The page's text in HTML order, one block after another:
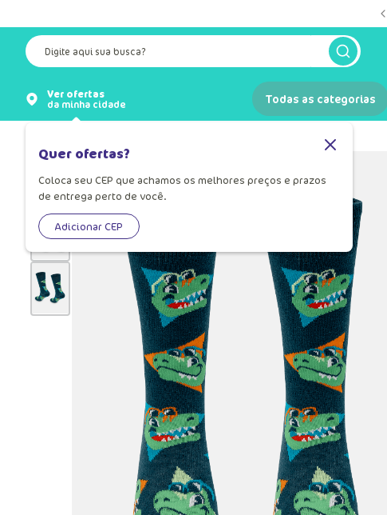
Digite aqui sua busca?
Ver ofertas
da minha cidade
Quer ofertas?
Coloca seu CEP que achamos os melhores preços e prazos
de entrega perto de você.
Adicionar CEP
Todas as categorias